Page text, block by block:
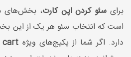
برای سئو کردن اپن کارت، بخش‌های
است که انتخاب سئو هر یک از این
دارد. اگر شما از پکیج‌های ویژه cart